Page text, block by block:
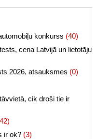
konkurss (40)
cena Latvijā un lietotāju
2026, atsauksmes (0)
cik droši tie ir
ir ok? (3)